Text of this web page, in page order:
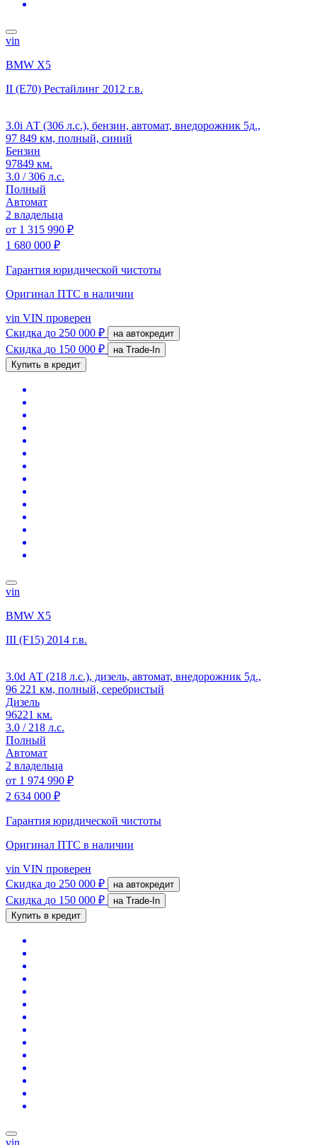
vin
BMW X5
II (E70) Рестайлинг 2012 г.в.
3.0i АТ (306 л.с.), бензин, автомат, внедорожник 5д.,
97 849 км, полный, синий
Бензин
97849 км.
3.0 / 306 л.с.
Полный
Автомат
2 владельца
от 1 315 990 ₽
1 680 000 ₽
Гарантия юридической чистоты
Оригинал ПТС в наличии
vin VIN проверен
Скидка до 250 000 ₽ на автокредит
Скидка до 150 000 ₽
на Trade-In
Купить в кредит
vin
BMW X5
III (F15) 2014 г.в.
3.0d АТ (218 л.с.), дизель, автомат, внедорожник 5д.,
96 221 км, полный, серебристый
Дизель
96221 км.
3.0 / 218 л.с.
Полный
Автомат
2 владельца
от 1 974 990 ₽
2 634 000 ₽
Гарантия юридической чистоты
Оригинал ПТС в наличии
vin VIN проверен
Скидка до 250 000 ₽ на автокредит
Скидка до 150 000 ₽
на Trade-In
Купить в кредит
vin